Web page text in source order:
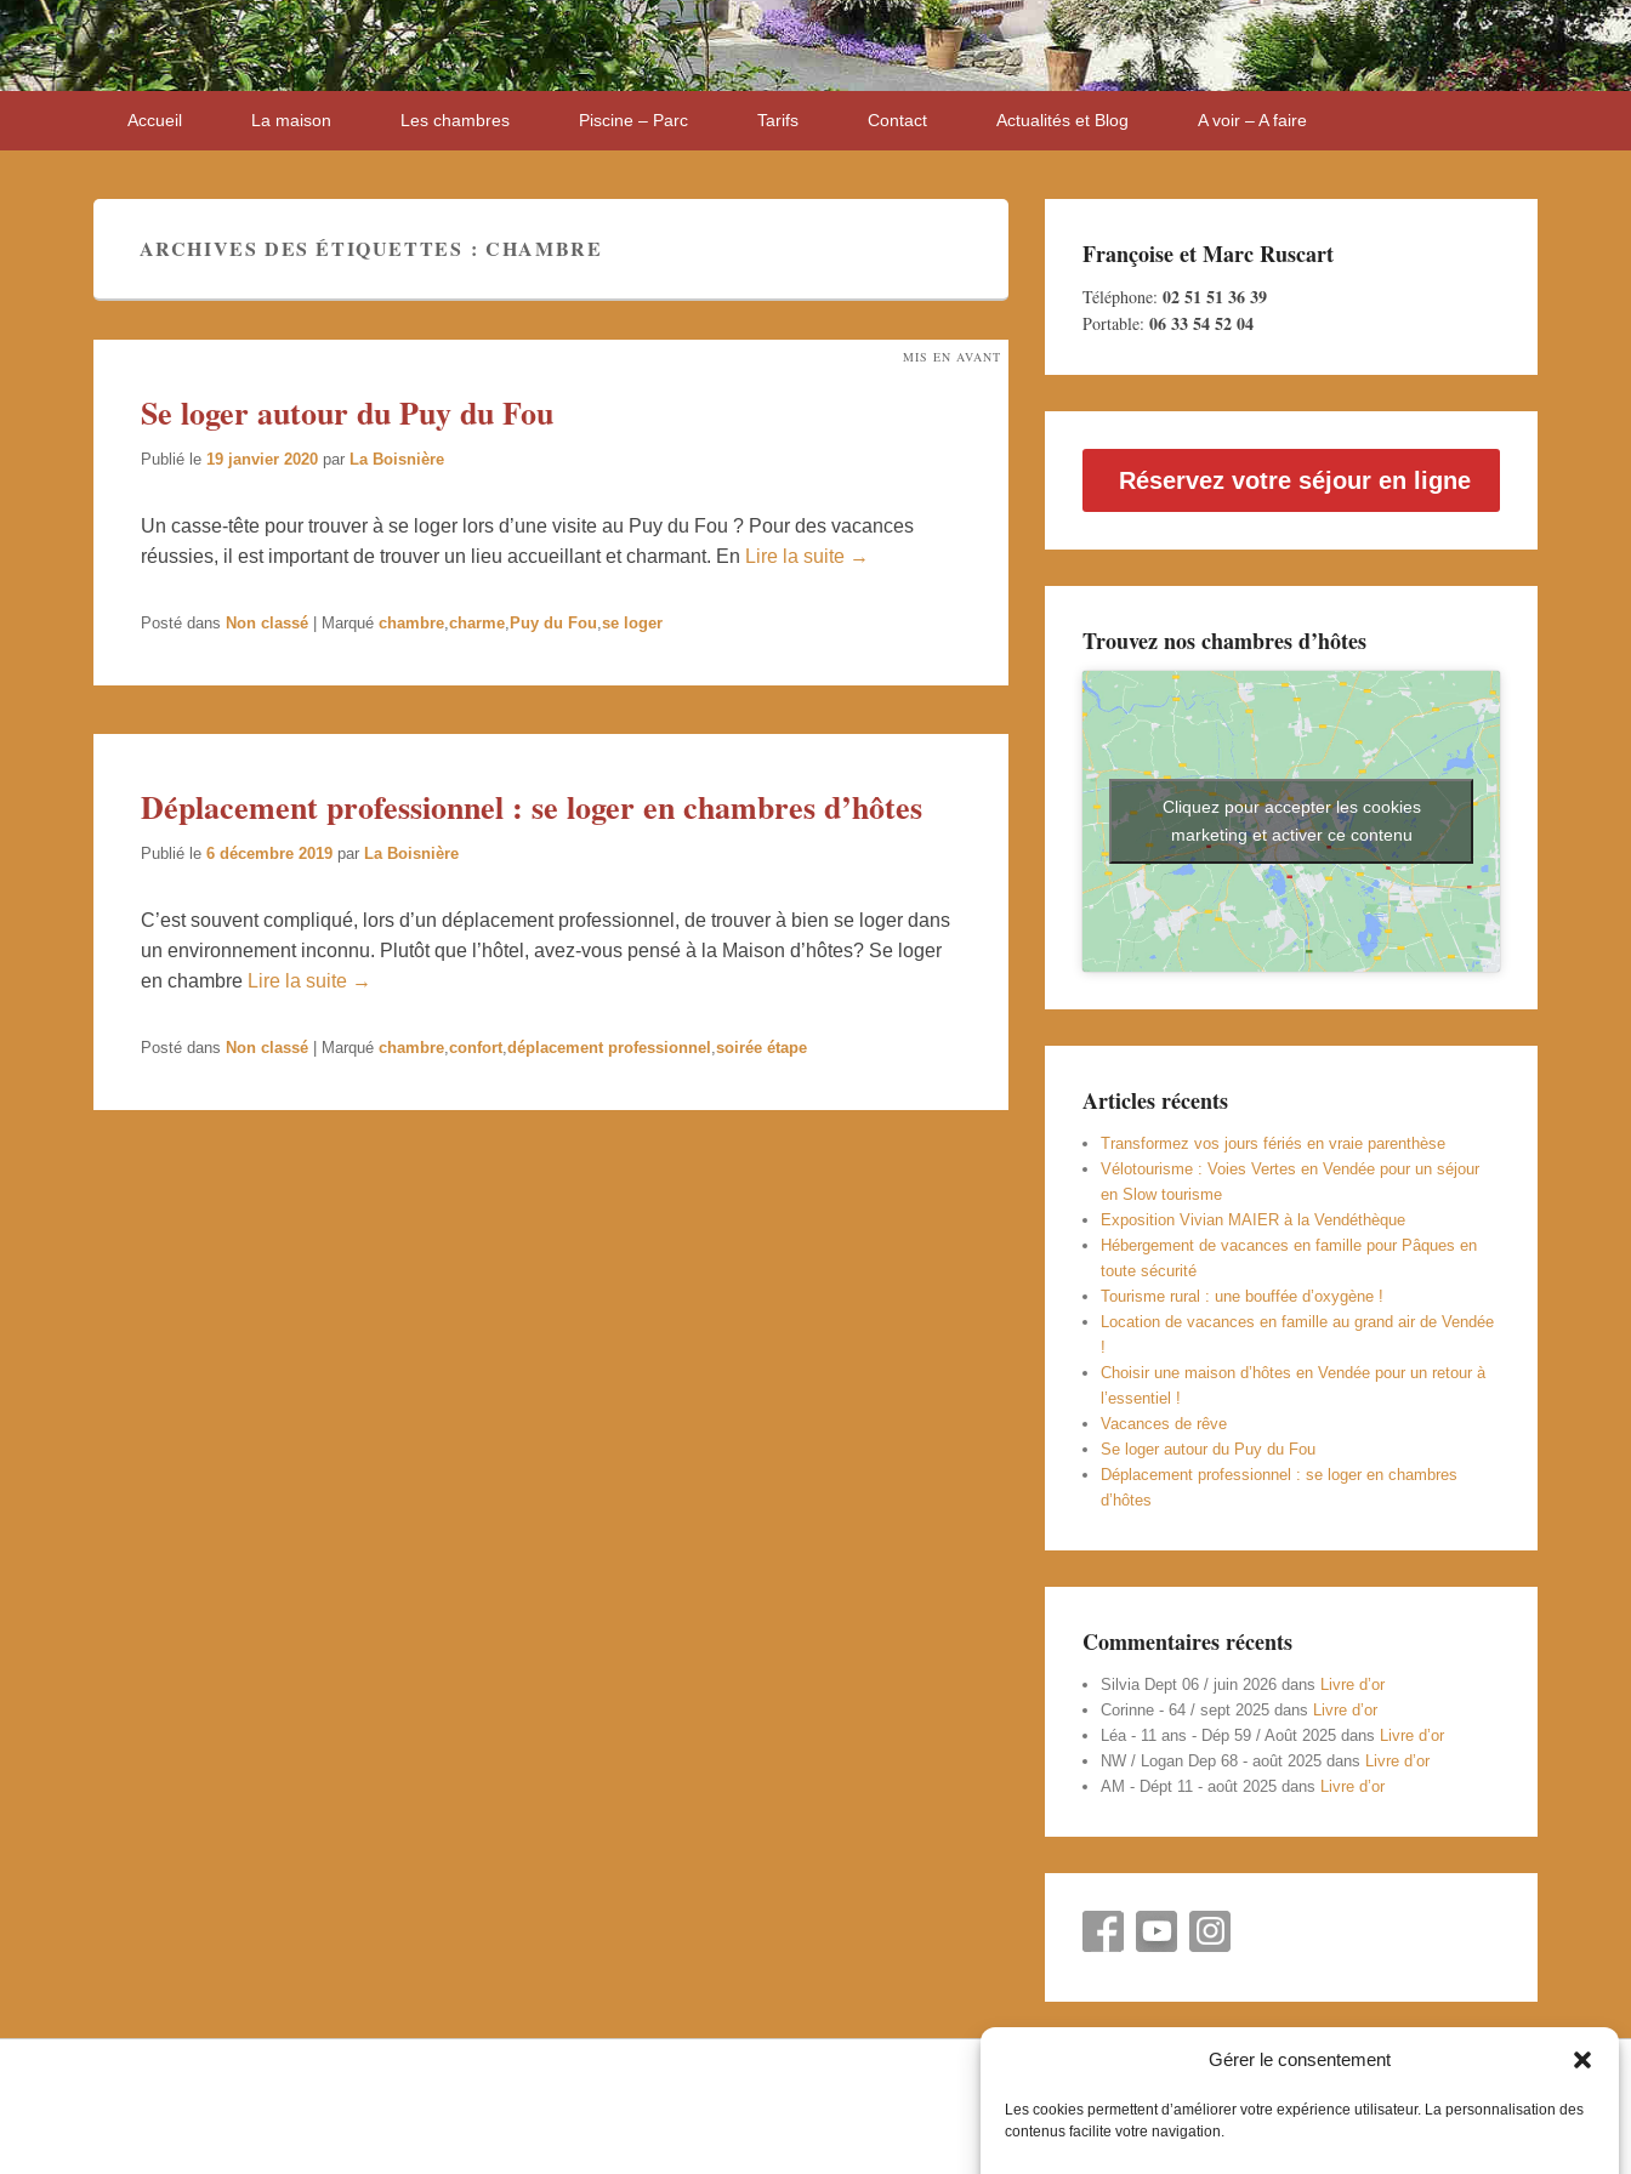
Gérer le consentement
Les cookies permettent d’améliorer votre expérience utilisateur. La personnalisation des
contenus facilite votre navigation.
Accueil La maison Les chambres Piscine – Parc Tarifs Contact Actualités et Blog A voir – A faire
ARCHIVES DES ÉTIQUETTES :CHAMBRE
Se loger autour du Puy du Fou
MIS EN AVANT
Publié le 19 janvier 2020 par La Boisnière
Un casse-tête pour trouver à se loger lors d’une visite au Puy du Fou ? Pour des vacances
réussies, il est important de trouver un lieu accueillant et charmant. En Lire la suite →
Posté dans Non classé Marqué chambre charme Puy du Fou se loger
Déplacement professionnel : se loger en chambres d’hôtes
Publié le 6 décembre 2019 par La Boisnière
C’est souvent compliqué, lors d’un déplacement professionnel, de trouver à bien se loger dans
un environnement inconnu. Plutôt que l’hôtel, avez-vous pensé à la Maison d’hôtes? Se loger
en chambre Lire la suite →
Posté dans Non classé | Marqué chambre confort déplacement professionnel soirée étape
Françoise et Marc Ruscart
Téléphone: 02 51 51 36 39
Portable: 06 33 54 52 04
Réservez votre séjour en ligne
Trouvez nos chambres d’hôtes
Cliquez pour accepter les cookies
marketing et activer ce contenu
Articles récents
Transformez vos jours fériés en vraie parenthèse
Vélotourisme : Voies Vertes en Vendée pour un séjour
en Slow tourisme
Exposition Vivian MAIER à la Vendéthèque
Hébergement de vacances en famille pour Pâques en
toute sécurité
Tourisme rural : une bouffée d’oxygène !
Location de vacances en famille au grand air de Vendée
!
Choisir une maison d’hôtes en Vendée pour un retour à
l’essentiel !
Vacances de rêve
Se loger autour du Puy du Fou
Déplacement professionnel : se loger en chambres
d’hôtes
Commentaires récents
Silvia Dept 06 / juin 2026 dans Livre d’or
Corinne - 64 / sept 2025 dans Livre d’or
Léa - 11 ans - Dép 59 / Août 2025 dans Livre d’or
NW / Logan Dep 68 - août 2025 dans Livre d’or
AM - Dépt 11 - août 2025 dans Livre d’or